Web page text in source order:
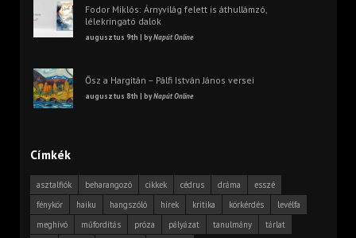
Fodor Miklós: Árnyvilág felett is áthullámzó,
lélekringató dalok
augusztus 9th | byNapút Online
Ősz a Hargitán – Pálfi István János versei
augusztus 8th | byNapút Online
Címkék
asztalfiók beharangozó cikkek cédrus dráma
esszé
fénykör
haiku hangszóló hírek kritika körkérdés
levélfa
meghívó
műfordítás próza pályázat tanulmány
tárlat